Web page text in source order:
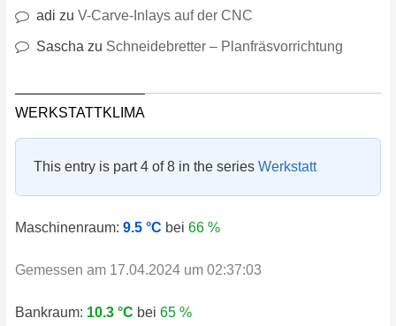
adi zu V-Carve-Inlays auf der CNC
Sascha zu Schneidebretter – Planfräsvorrichtung
WERKSTATTKLIMA
This entry is part 4 of 8 in the series Werkstatt
Maschinenraum: 9.5 °C bei 66 %
Gemessen am 17.04.2024 um 02:37:03
Bankraum: 10.3 °C bei 65 %